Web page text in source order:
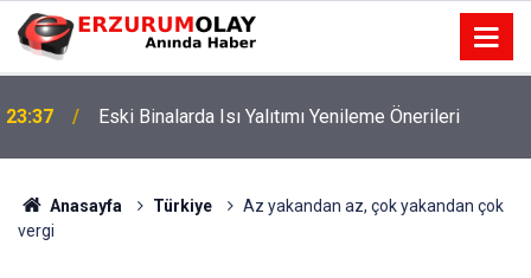
23:37 Eski Binalarda Isı Yalıtımı Yenileme Önerileri
Anasayfa Türkiye
Az yakandan az, çok yakandan çok
vergi